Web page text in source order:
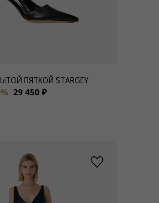
ПЯТКОЙ STARGEY
29 450 ₽